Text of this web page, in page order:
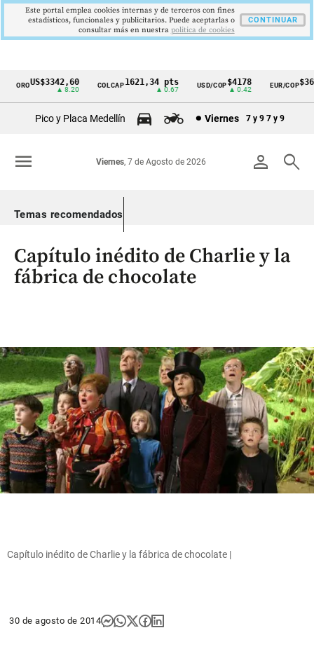
Cintillo
Colombia
OROUS$3342,60
▲ 8.20
COLCAP1621,34 pts
▲ 0.67
USD/COP$4178
▲ 0.42
EUR/COP
Pico y Placa Medellín Viernes 7 y 9 7 y 9
person search
Viernes, 7 de Agosto de 2026
menu
Temas recomendados
Capítulo inédito de Charlie y la
fábrica de chocolate
Capítulo inédito de Charlie y la fábrica de chocolate |
30 de agosto de 2014
Este portal emplea cookies internas y de terceros con fines
estadísticos, funcionales y publicitarios. Puede aceptarlas o
consultar más en nuestra politica de cookies
CONTINUAR